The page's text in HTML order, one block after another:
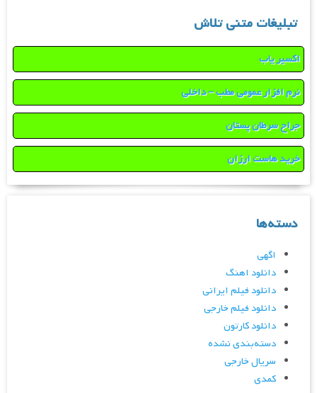
تبلیغات متنی تلاش
اکسیر یاب
نرم افزار عمومی مطب – داخلی
جراح سرطان پستان
خرید هاست ارزان
دسته‌ها
اگهی
دانلود اهنگ
دانلود فیلم ایرانی
دانلود فیلم خارجی
دانلود کارتون
دسته‌بندی نشده
سریال خارجی
کمدی